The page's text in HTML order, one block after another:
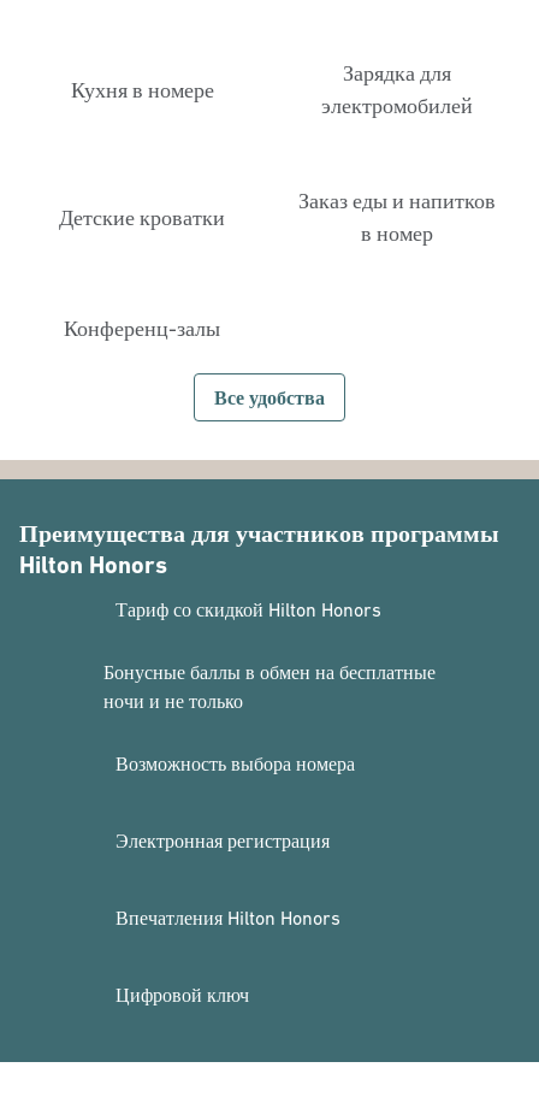
Кухня в номере
Зарядка для
электромобилей
Детские кроватки
Заказ еды и напитков
в номер
Конференц-залы
Все удобства
Преимущества для участников программы
Hilton Honors
Тариф со скидкой Hilton Honors
Бонусные баллы в обмен на бесплатные
ночи и не только
Возможность выбора номера
Электронная регистрация
Впечатления Hilton Honors
Цифровой ключ